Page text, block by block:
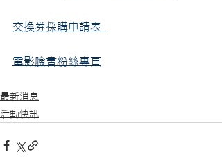
交換券採購申請表
電影臉書粉絲專頁
最新消息
活動快訊